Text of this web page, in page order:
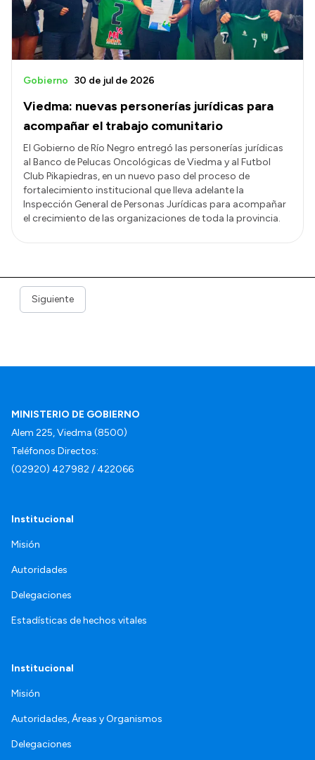
Viedma: nuevas personerías jurídicas para
acompañar el trabajo comunitario
Gobierno 30 de jul de 2026
El Gobierno de Río Negro entregó las personerías jurídicas
al Banco de Pelucas Oncológicas de Viedma y al Futbol
Club Pikapiedras, en un nuevo paso del proceso de
fortalecimiento institucional que lleva adelante la
Inspección General de Personas Jurídicas para acompañar
el crecimiento de las organizaciones de toda la provincia.
Siguiente
MINISTERIO DE GOBIERNO
Alem 225, Viedma (8500)
Teléfonos Directos:
(02920) 427982 / 422066
Institucional
Misión
Autoridades
Delegaciones
Estadísticas de hechos vitales
Institucional
Misión
Autoridades, Áreas y Organismos
Delegaciones